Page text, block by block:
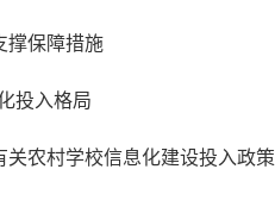
撑保障措施
投入格局
关农村学校信息化建设投入政